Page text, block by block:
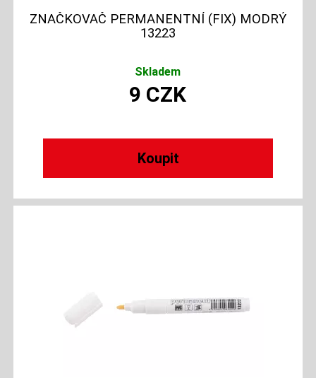
ZNAČKOVAČ PERMANENTNÍ (FIX) MODRÝ
13223
Skladem
9 CZK